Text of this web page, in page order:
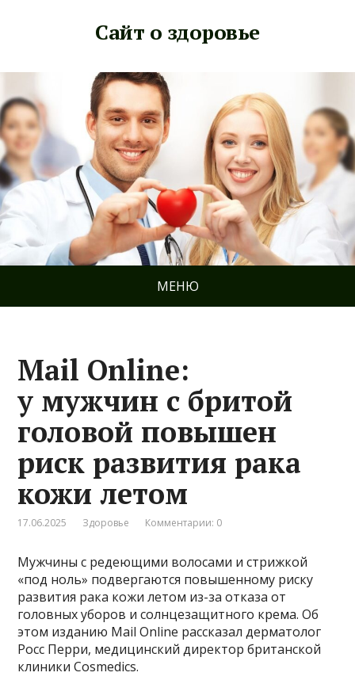
Сайт о здоровье
МЕНЮ
Mail Online:
у мужчин с бритой
головой повышен
риск развития рака
кожи летом
17.06.2025 Здоровье Комментарии: 0
Мужчины с редеющими волосами и стрижкой
«под ноль» подвергаются повышенному риску
развития рака кожи летом из-за отказа от
головных уборов и солнцезащитного крема. Об
этом изданию Mail Online рассказал дерматолог
Росс Перри, медицинский директор британской
клиники Cosmedics.